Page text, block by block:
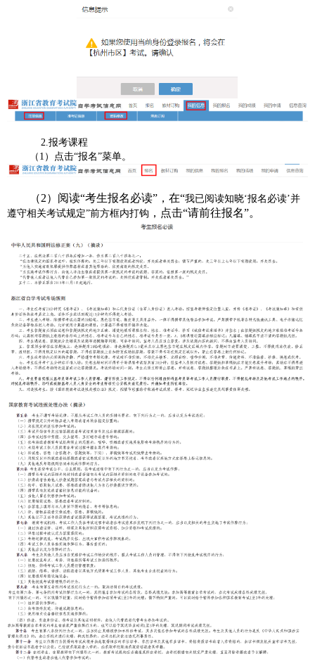
2.报考课程
（1）点击“报名”菜单。
（2）阅读“考生报名必读”，在“我已阅读知晓‘报名必读’并
遵守相关考试规定”前方框内打钩 ，点击“请前往报名”。